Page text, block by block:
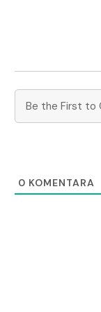
0 KOMENTARA